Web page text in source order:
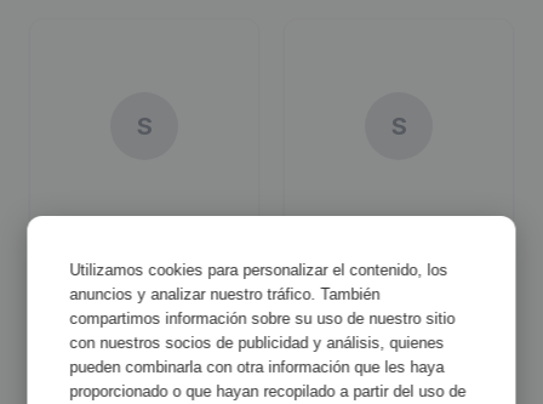
S
Ref:5271130
SP-Quick 2,5
Ver detalhe
S
Ref: 5234301
SP-Standard 1,6
Ver detalhe
Utilizamos cookies para personalizar el contenido, los
anuncios y analizar nuestro tráfico. También
compartimos información sobre su uso de nuestro sitio
con nuestros socios de publicidad y análisis, quienes
pueden combinarla con otra información que les haya
proporcionado o que hayan recopilado a partir del uso de